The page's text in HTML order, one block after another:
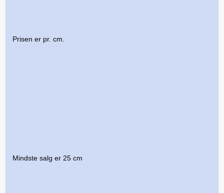
Prisen er pr. cm.
Mindste salg er 25 cm